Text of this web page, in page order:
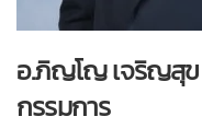
อ.ภิญโญ เจริญสุข
กรรมการ